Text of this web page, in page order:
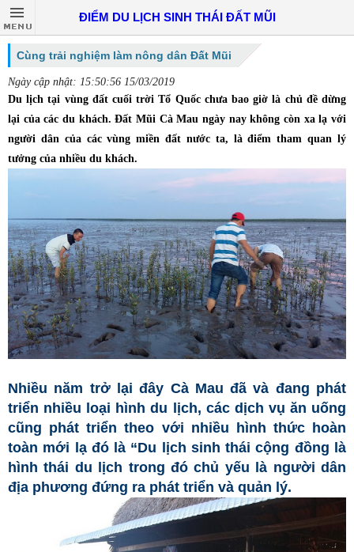
ĐIỂM DU LỊCH SINH THÁI ĐẤT MŨI
Cùng trải nghiệm làm nông dân Đất Mũi
Ngày cập nhật: 15:50:56 15/03/2019
Du lịch tại vùng đất cuối trời Tổ Quốc chưa bao giờ là chủ đề dừng
lại của các du khách. Đất Mũi Cà Mau ngày nay không còn xa lạ với
người dân của các vùng miền đất nước ta, là điểm tham quan lý
tưởng của nhiều du khách.
Nhiều năm trở lại đây Cà Mau đã và đang phát
triển nhiều loại hình du lịch, các dịch vụ ăn uống
cũng phát triển theo với nhiều hình thức hoàn
toàn mới lạ đó là “Du lịch sinh thái cộng đồng là
hình thái du lịch trong đó chủ yếu là người dân
địa phương đứng ra phát triển và quản lý.